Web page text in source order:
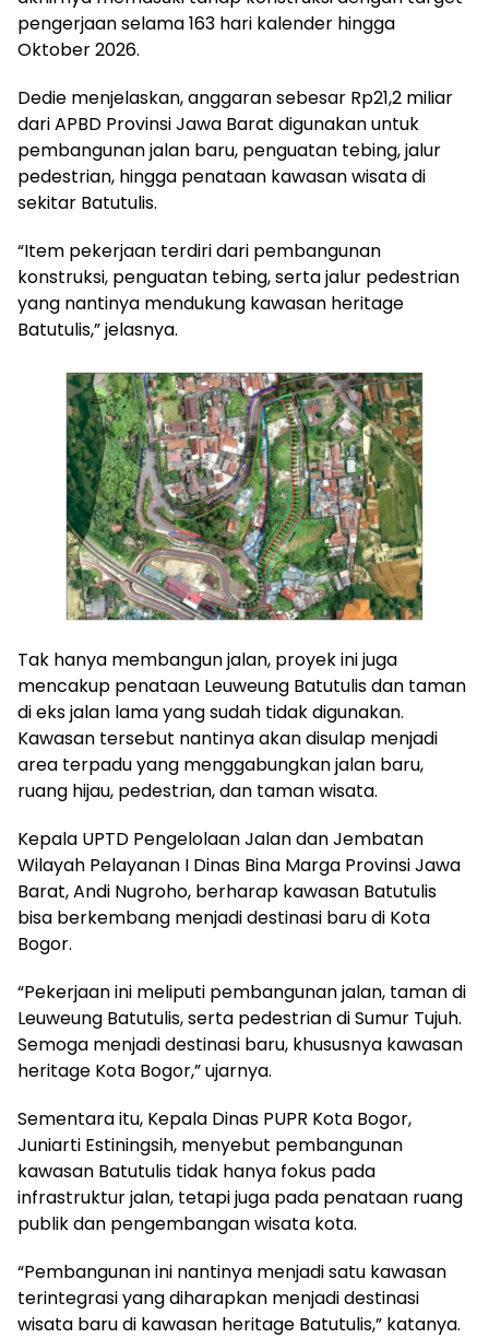
pengerjaan selama 163 hari kalender hingga
Oktober 2026.
Dedie menjelaskan, anggaran sebesar Rp21,2 miliar
dari APBD Provinsi Jawa Barat digunakan untuk
pembangunan jalan baru, penguatan tebing, jalur
pedestrian, hingga penataan kawasan wisata di
sekitar Batutulis.
“Item pekerjaan terdiri dari pembangunan
konstruksi, penguatan tebing, serta jalur pedestrian
yang nantinya mendukung kawasan heritage
Batutulis,” jelasnya.
Tak hanya membangun jalan, proyek ini juga
mencakup penataan Leuweung Batutulis dan taman
di eks jalan lama yang sudah tidak digunakan.
Kawasan tersebut nantinya akan disulap menjadi
area terpadu yang menggabungkan jalan baru,
ruang hijau, pedestrian, dan taman wisata.
Kepala UPTD Pengelolaan Jalan dan Jembatan
Wilayah Pelayanan I Dinas Bina Marga Provinsi Jawa
Barat, Andi Nugroho, berharap kawasan Batutulis
bisa berkembang menjadi destinasi baru di Kota
Bogor.
“Pekerjaan ini meliputi pembangunan jalan, taman di
Leuweung Batutulis, serta pedestrian di Sumur Tujuh.
Semoga menjadi destinasi baru, khususnya kawasan
heritage Kota Bogor,” ujarnya.
Sementara itu, Kepala Dinas PUPR Kota Bogor,
Juniarti Estiningsih, menyebut pembangunan
kawasan Batutulis tidak hanya fokus pada
infrastruktur jalan, tetapi juga pada penataan ruang
publik dan pengembangan wisata kota.
“Pembangunan ini nantinya menjadi satu kawasan
terintegrasi yang diharapkan menjadi destinasi
wisata baru di kawasan heritage Batutulis,” katanya.